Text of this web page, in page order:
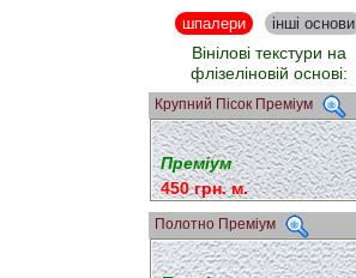
шпалери інші основи
Вінілові текстури на
флізеліновій основі:
Крупний Пісок Преміум
Преміум
450 грн. м.
Полотно Преміум